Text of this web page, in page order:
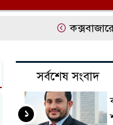
কক্সবাজারের
সর্বশেষ সংবাদ
১